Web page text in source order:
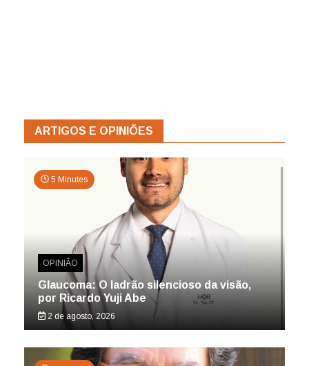
ARTIGOS E OPINIÕES
5 Minutes
OPINIÃO
Glaucoma: O ladrão silencioso da visão,
por Ricardo Yuji Abe
2 de agosto, 2026